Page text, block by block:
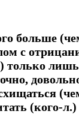
больше
с
только
(кого-л.)